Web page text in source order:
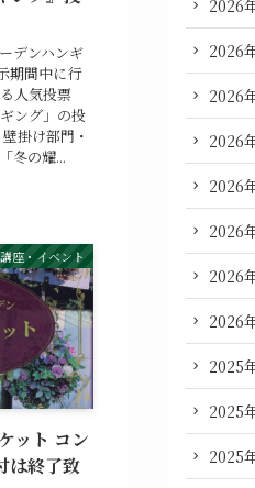
デンハンギ
期間中に行
人気投票
ング」の投
掛け部門・
冬の耀...
講座・イベント
ット コン
は終了致
2026
2026
2026
2026
2026
2026
2026
2026
2025
2025
2025